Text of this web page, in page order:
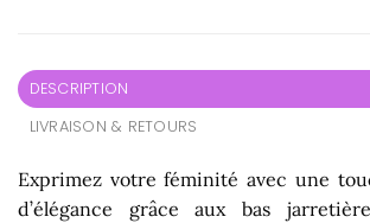
DESCRIPTION
LIVRAISON & RETOURS
Exprimez votre féminité avec une
d’élégance grâce aux bas